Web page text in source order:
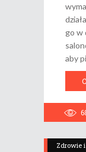
go w
aby
Zdrowie